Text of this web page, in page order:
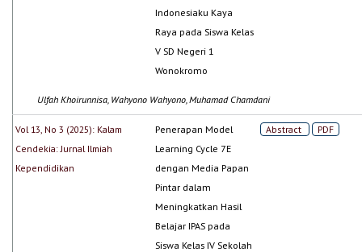
Indonesiaku Kaya
Raya pada Siswa Kelas
V SD Negeri 1
Wonokromo
Ulfah Khoirunnisa, Wahyono Wahyono, Muhamad Chamdani
Vol 13, No 3 (2025): Kalam
Cendekia: Jurnal Ilmiah
Kependidikan
Penerapan Model
Learning Cycle 7E
dengan Media Papan
Pintar dalam
Meningkatkan Hasil
Belajar IPAS pada
Siswa Kelas IV Sekolah
Abstract PDF